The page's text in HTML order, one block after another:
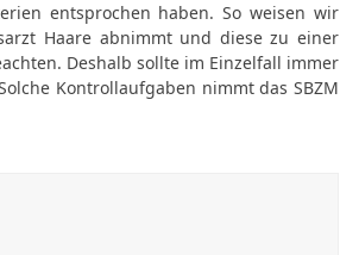
entsprochen haben. So weisen wir
Haare abnimmt und diese zu einer
Deshalb sollte im Einzelfall immer
Kontrollaufgaben nimmt das SBZM